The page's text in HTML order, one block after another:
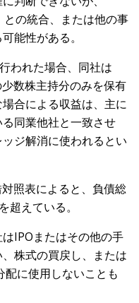
との統合、または他の事
能性がある。
われた場合、同社は
数株主持分のみを保有
合による収益は、主に
る同業他社と一致させ
ジ解消に使われるとい
照表によると、負債総
超えている。
IPOまたはその他の手
株式の買戻し、または
配に使用しないことも